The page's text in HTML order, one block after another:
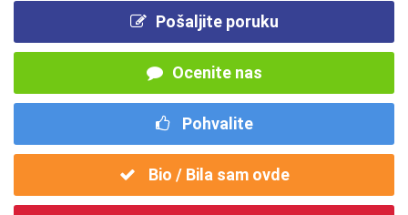
Pošaljite poruku
Ocenite nas
Pohvalite
Bio / Bila sam ovde